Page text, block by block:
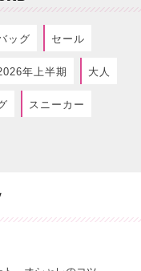
ッグ セール
年上半期 大人
スニーカー